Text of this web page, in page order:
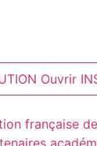
Ouvrir
française